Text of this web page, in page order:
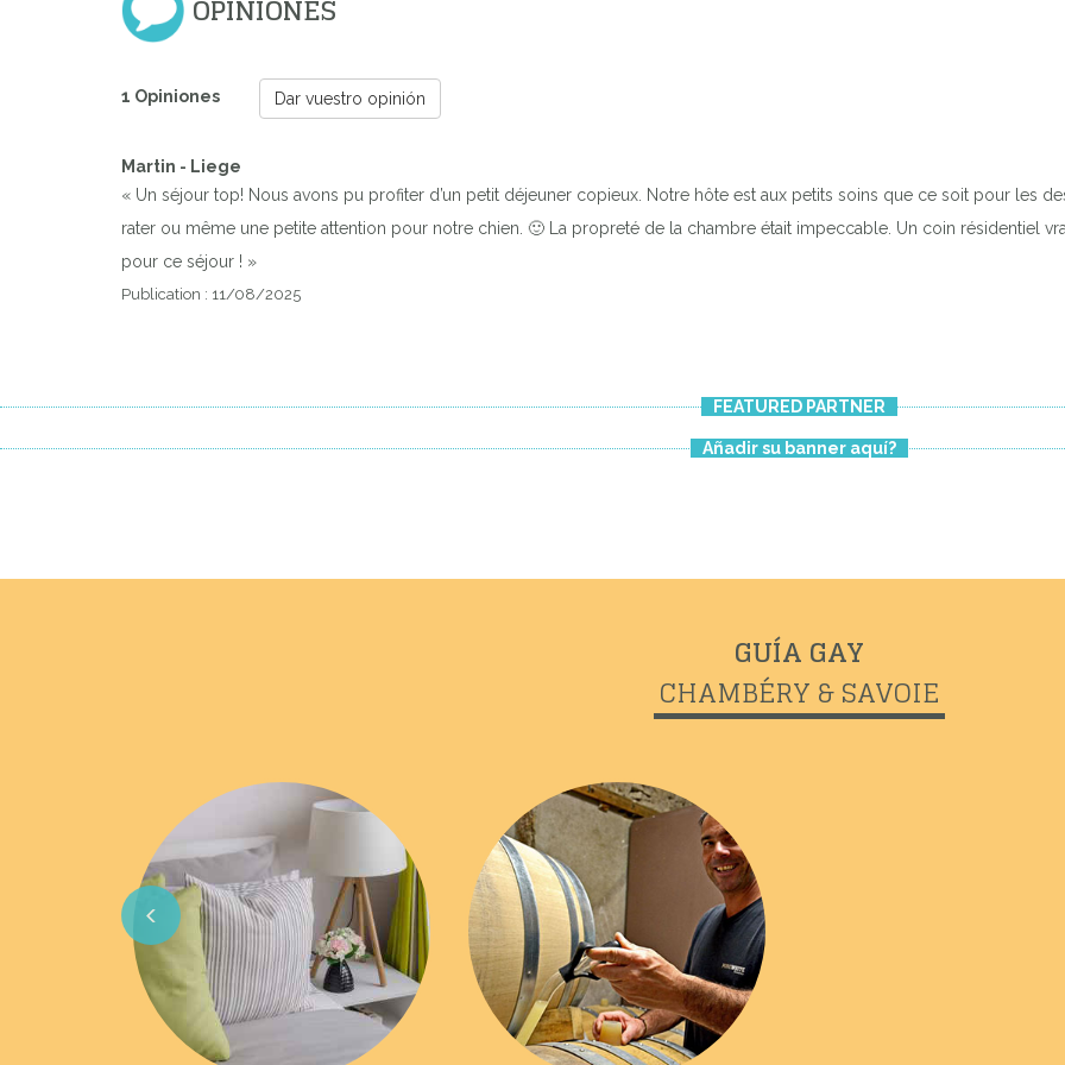
OPINIONES
1 Opiniones Dar vuestro opinión
Martin - Liege
« Un séjour top! Nous avons pu profiter d’un petit déjeuner copieux. Notre hôte est aux petits soins que ce soit pour les
rater ou même une petite attention pour notre chien. 🙂 La propreté de la chambre était impeccable. Un coin résidentiel
pour ce séjour ! »
Publication : 11/08/2025
FEATURED PARTNER
Añadir su banner aquí?
GUÍA GAY
CHAMBÉRY & SAVOIE
Previous